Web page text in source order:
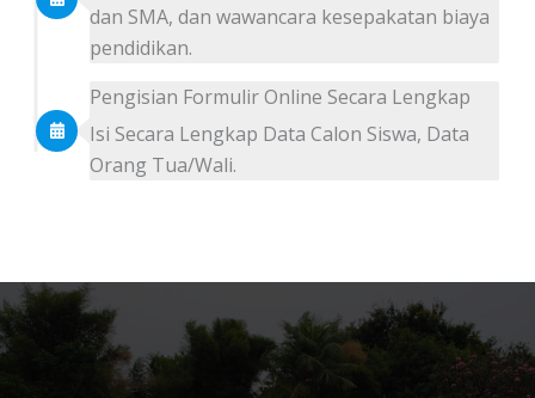
dan SMA, dan wawancara kesepakatan biaya
pendidikan.
Pengisian Formulir Online Secara Lengkap
Isi Secara Lengkap Data Calon Siswa, Data
Orang Tua/Wali.